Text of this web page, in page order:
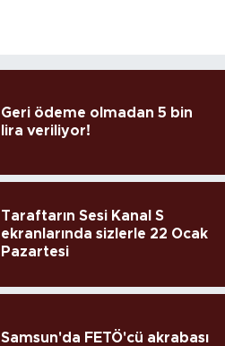
Geri ödeme olmadan 5 bin
lira veriliyor!
Taraftarın Sesi Kanal S
ekranlarında sizlerle 22 Ocak
Pazartesi
Samsun'da FETÖ'cü akrabası